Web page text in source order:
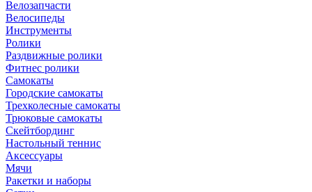
Велозапчасти
Велосипеды
Инструменты
Ролики
Раздвижные ролики
Фитнес ролики
Самокаты
Городские самокаты
Трехколесные самокаты
Трюковые самокаты
Скейтбординг
Настольный теннис
Аксессуары
Мячи
Ракетки и наборы